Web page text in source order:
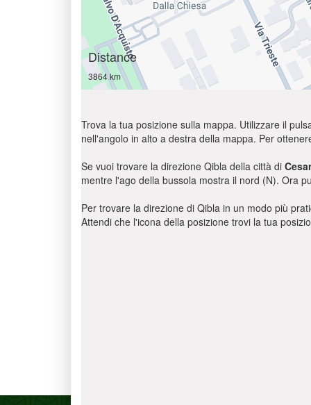
Distance
3864 km
Trova la tua posizione sulla mappa. Utilizzare il
nell'angolo in alto a destra della mappa. Per
Se vuoi trovare la direzione Qibla della città di
mentre l'ago della bussola mostra il nord (N). Ora
Per trovare la direzione di Qibla in un modo più
Attendi che l'icona della posizione trovi la tua